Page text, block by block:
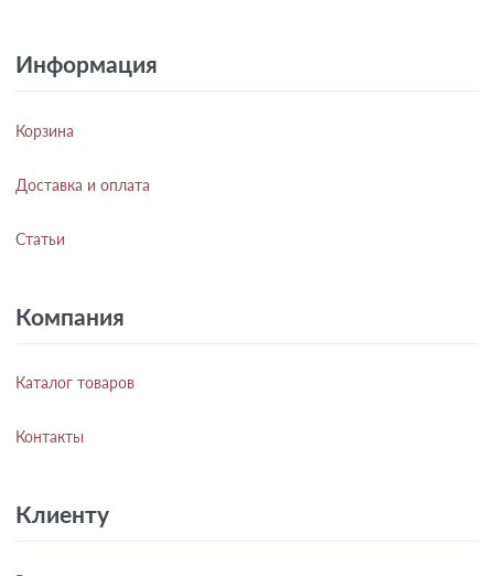
Информация
Корзина
Доставка и оплата
Статьи
Компания
Каталог товаров
Контакты
Клиенту